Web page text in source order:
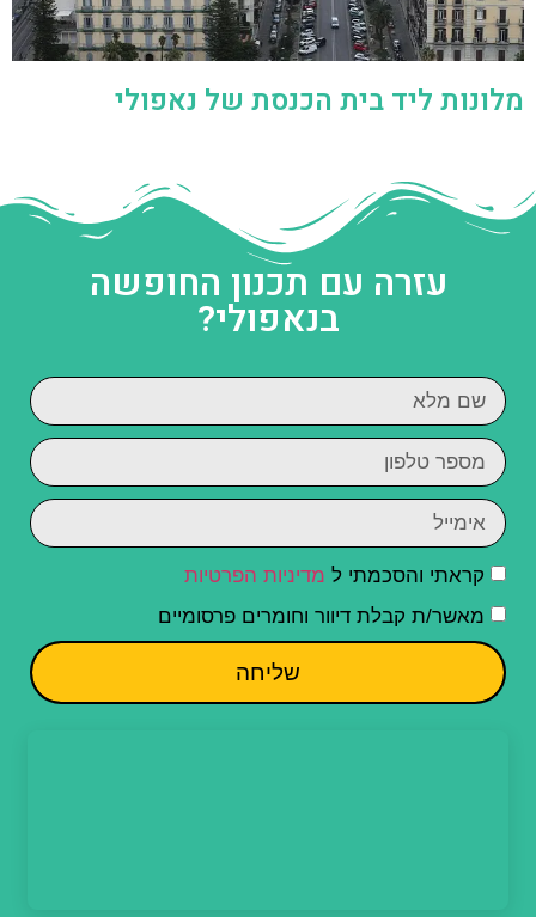
מלונות ליד בית הכנסת של נאפולי
עזרה עם תכנון החופשה
בנאפולי?
קראתי והסכמתי ל מדיניות הפרטיות
מאשר/ת קבלת דיוור וחומרים פרסומיים
שליחה